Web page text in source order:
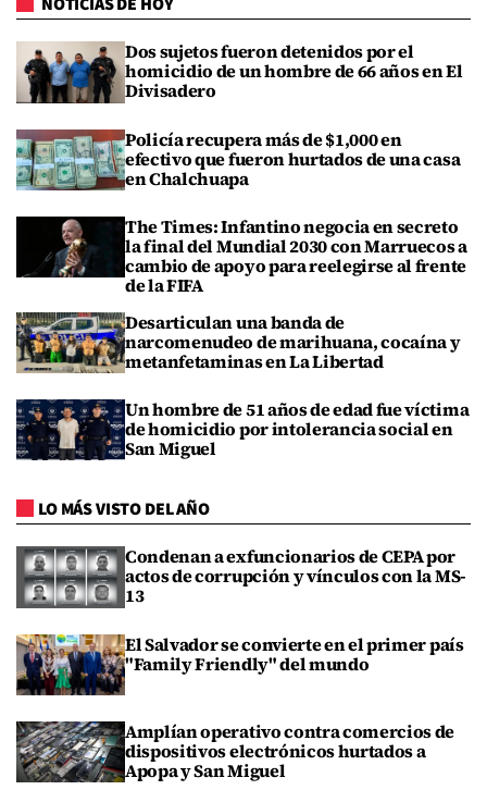
Dos sujetos fueron detenidos por el
homicidio de un hombre de 66 años en El
Divisadero
Policía recupera más de $1,000 en
efectivo que fueron hurtados de una casa
en Chalchuapa
The Times: Infantino negocia en secreto
la final del Mundial 2030 con Marruecos a
cambio de apoyo para reelegirse al frente
de la FIFA
Desarticulan una banda de
narcomenudeo de marihuana, cocaína y
metanfetaminas en La Libertad
Un hombre de 51 años de edad fue víctima
de homicidio por intolerancia social en
San Miguel
LO MÁS VISTO DEL AÑO
Condenan a exfuncionarios de CEPA por
actos de corrupción y vínculos con la MS-
13
El Salvador se convierte en el primer país
"Family Friendly" del mundo
Amplían operativo contra comercios de
dispositivos electrónicos hurtados a
Apopa y San Miguel